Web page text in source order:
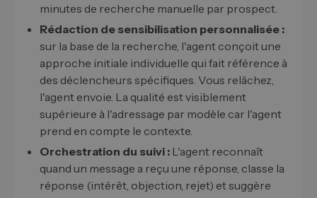
minutes de recherche manuelle par prospect.
Rédaction de sensibilisation personnalisée :
sur la base de la recherche, l'agent conçoit une
approche initiale individuelle qui fait référence à
des déclencheurs spécifiques. Vous relâchez,
l'agent envoie. La qualité est visiblement
supérieure à l'adressage par modèle car l'agent
prend en compte le contexte.
Orchestration du suivi : L'agent reconnaît
quand un message a reçu une réponse, classe la
réponse (intérêt, objection, rejet) et suggère